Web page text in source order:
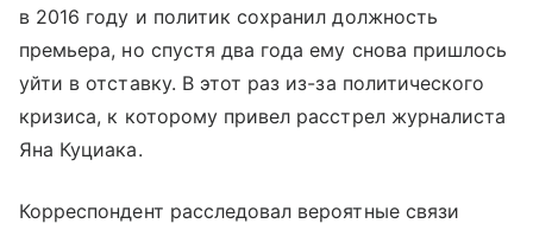
в 2016 году и политик сохранил должность
премьера, но спустя два года ему снова пришлось
уйти в отставку. В этот раз из-за политического
кризиса, к которому привел расстрел журналиста
Яна Куциака.
Корреспондент расследовал вероятные связи